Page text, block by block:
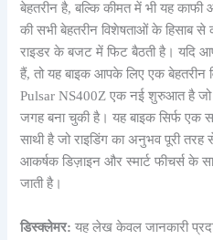
बेहतरीन है, बल्कि कीमत में भी यह
की सभी बेहतरीन विशेषताओं के हिसाब
राइडर के बजट में फिट बैठती है। यदि
हैं, तो यह बाइक आपके लिए एक बेहतरीन
Pulsar NS400Z एक नई शुरुआत है जो
जगह बना चुकी है। यह बाइक सिर्फ एक
साथी है जो राइडिंग का अनुभव पूरी
आकर्षक डिज़ाइन और स्मार्ट फीचर्स के
जाती है।
डिस्क्लेमर:यह लेख केवल जानकारी